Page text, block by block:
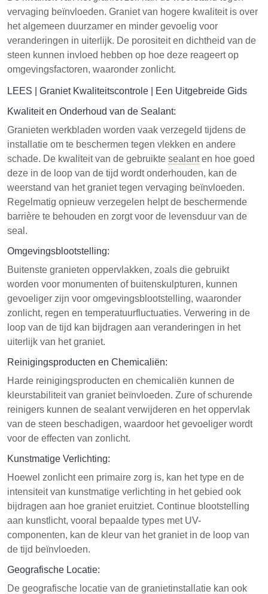
vervaging beïnvloeden. Graniet van hogere kwaliteit is over
het algemeen duurzamer en minder gevoelig voor
veranderingen in uiterlijk. De porositeit en dichtheid van de
steen kunnen invloed hebben op hoe deze reageert op
omgevingsfactoren, waaronder zonlicht.
LEES | Graniet Kwaliteitscontrole | Een Uitgebreide Gids
Kwaliteit en Onderhoud van de Sealant:
Granieten werkbladen worden vaak verzegeld tijdens de
installatie om te beschermen tegen vlekken en andere
schade. De kwaliteit van de gebruikte sealanten hoe goed
deze in de loop van de tijd wordt onderhouden, kan de
weerstand van het graniet tegen vervaging beïnvloeden.
Regelmatig opnieuw verzegelen helpt de beschermende
barrière te behouden en zorgt voor de levensduur van de
seal.
Omgevingsblootstelling:
Buitenste granieten oppervlakken, zoals die gebruikt
worden voor monumenten of buitenskulpturen, kunnen
gevoeliger zijn voor omgevingsblootstelling, waaronder
zonlicht, regen en temperatuurfluctuaties. Verwering in de
loop van de tijd kan bijdragen aan veranderingen in het
uiterlijk van het graniet.
Reinigingsproducten en Chemicaliën:
Harde reinigingsproducten en chemicaliën kunnen de
kleurstabiliteit van graniet beïnvloeden. Zure of schurende
reinigers kunnen de sealant verwijderen en het oppervlak
van de steen beschadigen, waardoor het gevoeliger wordt
voor de effecten van zonlicht.
Kunstmatige Verlichting:
Hoewel zonlicht een primaire zorg is, kan het type en de
intensiteit van kunstmatige verlichting in het gebied ook
bijdragen aan hoe graniet eruitziet. Continue blootstelling
aan kunstlicht, vooral bepaalde types met UV-
componenten, kan de kleur van het graniet in de loop van
de tijd beïnvloeden.
Geografische Locatie:
De geografische locatie van de granietinstallatie kan ook